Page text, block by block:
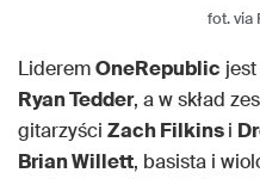
fot. via
LideremOneRepublic
Ryan Tedder, a w skład
gitarzyści Zach Filkinsi
Brian Willett, basista i